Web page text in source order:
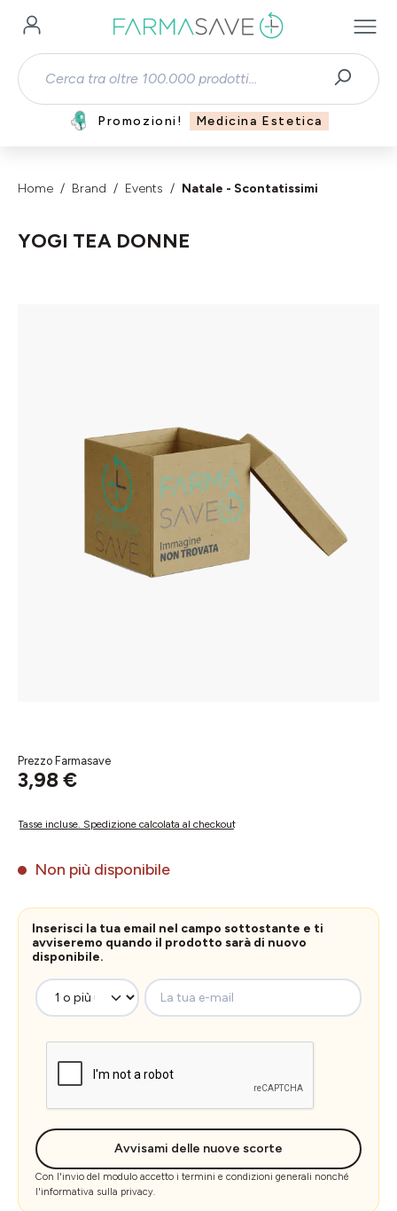
Passa al contenuto principale
Promozioni! Medicina Estetica
Home Brand Events Natale - Scontatissimi
YOGI TEA DONNE
Prezzo Farmasave
3,98 €
Tasse incluse. Spedizione calcolata al checkout
Non più disponibile
Inserisci la tua email nel campo sottostante e ti
avviseremo quando il prodotto sarà di nuovo
disponibile.
La tua e-mail
Avvisami delle nuove scorte
Con l'invio del modulo accetto i termini e condizioni generali nonché
l'informativa sulla privacy.